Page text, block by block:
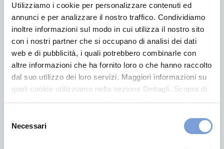
Utilizziamo i cookie per personalizzare contenuti ed
annunci e per analizzare il nostro traffico. Condividiamo
inoltre informazioni sul modo in cui utilizza il nostro sito
con i nostri partner che si occupano di analisi dei dati
web e di pubblicità, i quali potrebbero combinarle con
altre informazioni che ha fornito loro o che hanno raccolto
dal suo utilizzo dei loro servizi. Maggiori informazioni su
quali cookie utilizziamo nella sezione Dettagli. Scopra di
più su chi siamo, come può contattarci e come trattiamo i
può trovare nel footer del sito nella sezione "Informativa
delNecessari
Per maggiori informazioni rivolgiti
pressol’Agenziaa te più vicina.